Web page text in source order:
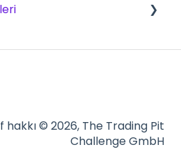
hakkı © 2026, The Trading Pit
Challenge GmbH